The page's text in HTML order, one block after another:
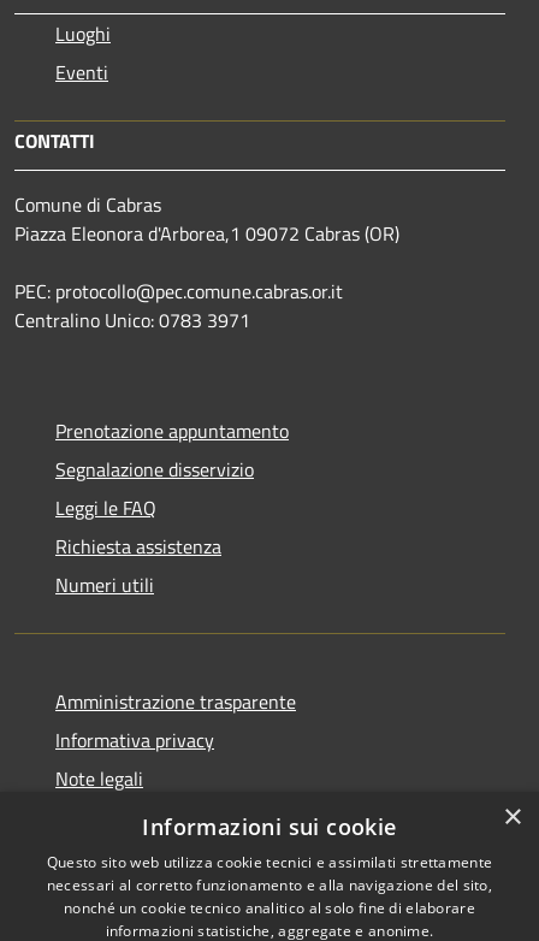
Luoghi
Eventi
CONTATTI
Comune di Cabras
Piazza Eleonora d'Arborea,1 09072 Cabras (OR)
PEC: protocollo@pec.comune.cabras.or.it
Centralino Unico: 0783 3971
Prenotazione appuntamento
Segnalazione disservizio
Leggi le FAQ
Richiesta assistenza
Numeri utili
Amministrazione trasparente
Informativa privacy
Note legali
Dichiarazione di accessibilità
×
Informazioni sui cookie
Questo sito web utilizza cookie tecnici e assimilati strettamente
necessari al corretto funzionamento e alla navigazione del sito,
nonché un cookie tecnico analitico al solo fine di elaborare
informazioni statistiche, aggregate e anonime.